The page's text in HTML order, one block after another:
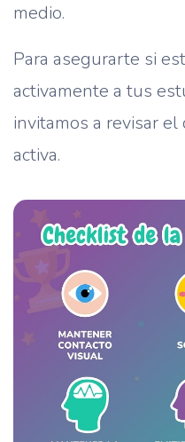
medio.
Para asegurarte si
activamente a tus
invitamos a revisar
activa.